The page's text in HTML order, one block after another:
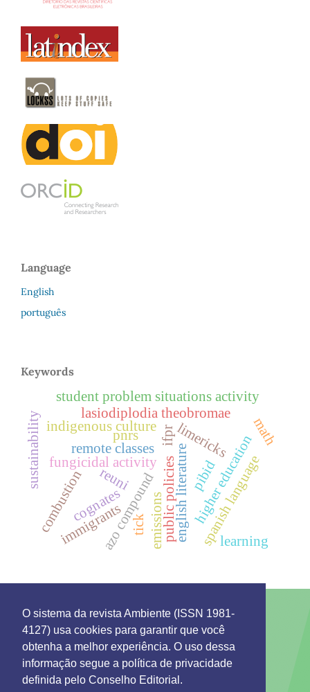
O sistema da revista Ambiente (ISSN 1981-
4127) usa cookies para garantir que você
obtenha a melhor experiência. O uso dessa
informação segue a política de privacidade
definida pelo Conselho Editorial.
Language
English
português
Keywords
english literature
limericks
ifpr
lasiodiplodia theobromae
azo compound
fungicidal activity public policies higher education
reuni
cognates spanish language
immigrants
pnrs
combustion emissions
student problem situations activity
indigenous culture
tick
pibid
remote classes
learning
math
sustainability
This work is licensed under a License
Creative
Commons Attribution 4.0 International.
Environment: Management and Development
Rua 7 de Setembro 231 - Bairro Canarinho ZIP Code.